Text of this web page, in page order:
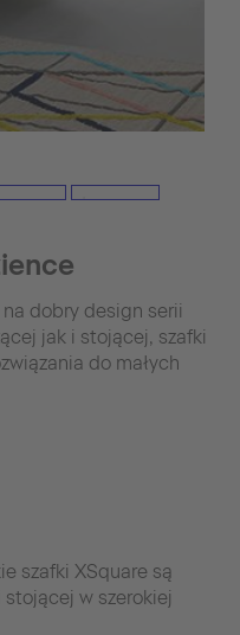
na dobry design serii
jak i stojącej, szafki
do małych
szafki XSquare są
w szerokiej